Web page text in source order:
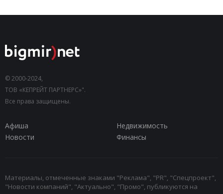
© 2000-2024,
ТОВ «КЕПРЕЙТ ПАРТНЕРС»".
Все права защищены.
Афиша
Недвижимость
Новости
Финансы
Материалы, отмеченные знаками "Реклама", "PR", "Спецпроект",
"Новости компаний", "Актуально", "Промо", публикуются на